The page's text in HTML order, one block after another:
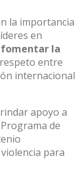
la importancia
en
fomentar la
entre
internacional
apoyo a
de
para